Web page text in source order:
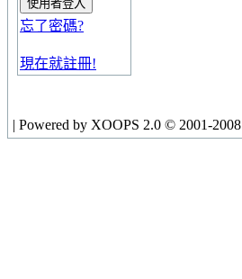
忘了密碼?
現在就註冊!
| Powered by XOOPS 2.0 © 2001-2008